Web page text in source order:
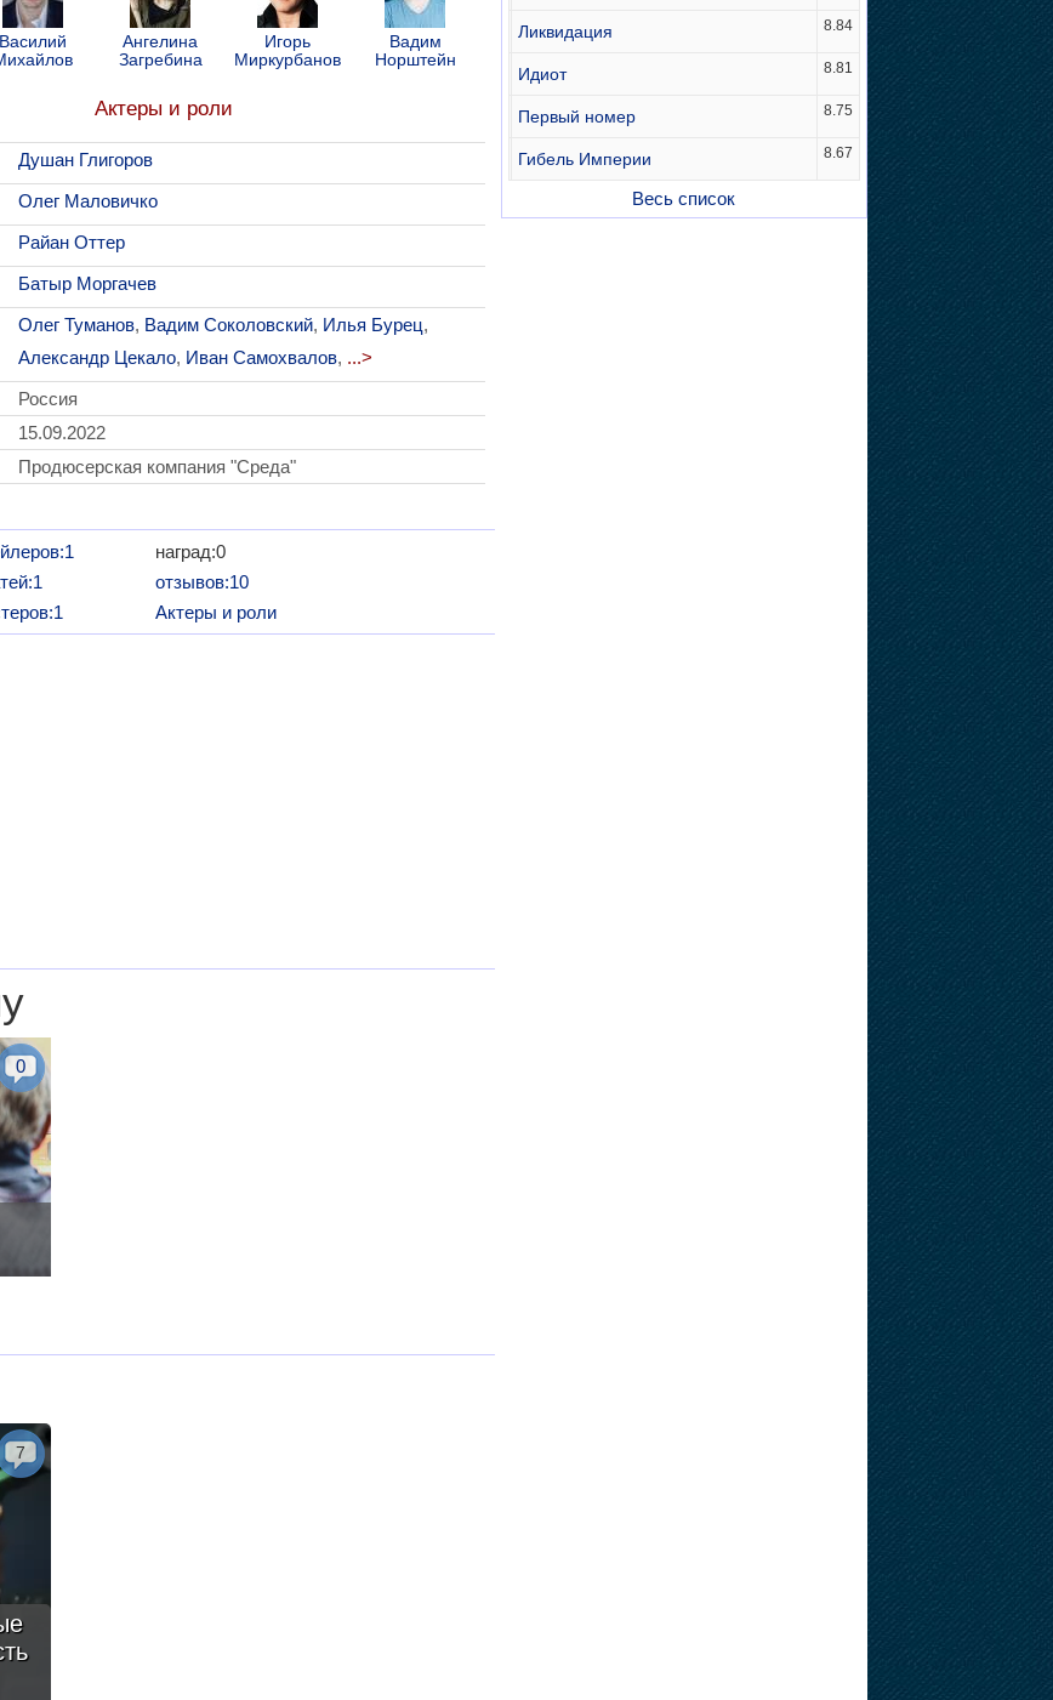
Василий
Ангелина
Загребина
Игорь
Миркурбанов
Вадим
Норштейн
Актеры и роли
Душан Глигоров
Олег Маловичко
Райан Оттер
Батыр Моргачев
Олег Туманов, Вадим Соколовский, Илья Бурец,
Александр Цекало, Иван Самохвалов, ...>
Россия
15.09.2022
Продюсерская компания "Среда"
наград:0
отзывов:10
Актеры и роли
0
7
Ликвидация 8.84
Идиот 8.81
Первый номер 8.75
Гибель Империи 8.67
Весь список